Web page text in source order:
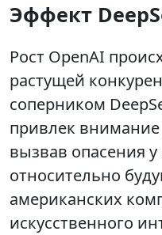
Эффект
Рост OpenAI
растущей
соперником
привлек
вызвав опасения
относительно
американских
искусственного